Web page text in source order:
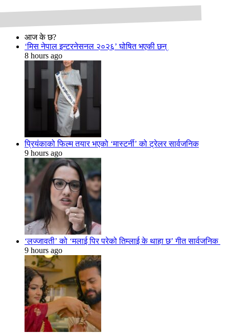
आज के छ?
‘मिस नेपाल इन्टरनेसनल २०२६’ घोषित भएकी छन्
8 hours ago
प्रियंकाको फिल्म तयार भएको ‘मास्टर्नी’ को ट्रेलर सार्वजनिक
9 hours ago
‘लज्जावती’ को ‘मलाई पिर परेको तिम्लाई के थाहा छ’ गीत सार्वजनिक
9 hours ago